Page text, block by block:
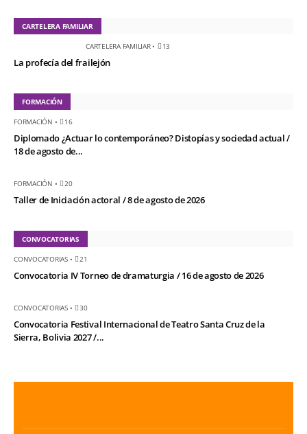
CARTELERA FAMILIAR
CARTELERA FAMILIAR• 13
La profecía del frailejón
FORMACIÓN
FORMACIÓN • 16
Diplomado ¿Actuar lo contemporáneo? Distopías y sociedad actual /
18 de agosto de...
FORMACIÓN • 20
Taller de Iniciación actoral / 8 de agosto de 2026
CONVOCATORIAS
CONVOCATORIAS• 21
Convocatoria IV Torneo de dramaturgia / 16 de agosto de 2026
CONVOCATORIAS• 30
Convocatoria Festival Internacional de Teatro Santa Cruz de la
Sierra, Bolivia 2027 /...